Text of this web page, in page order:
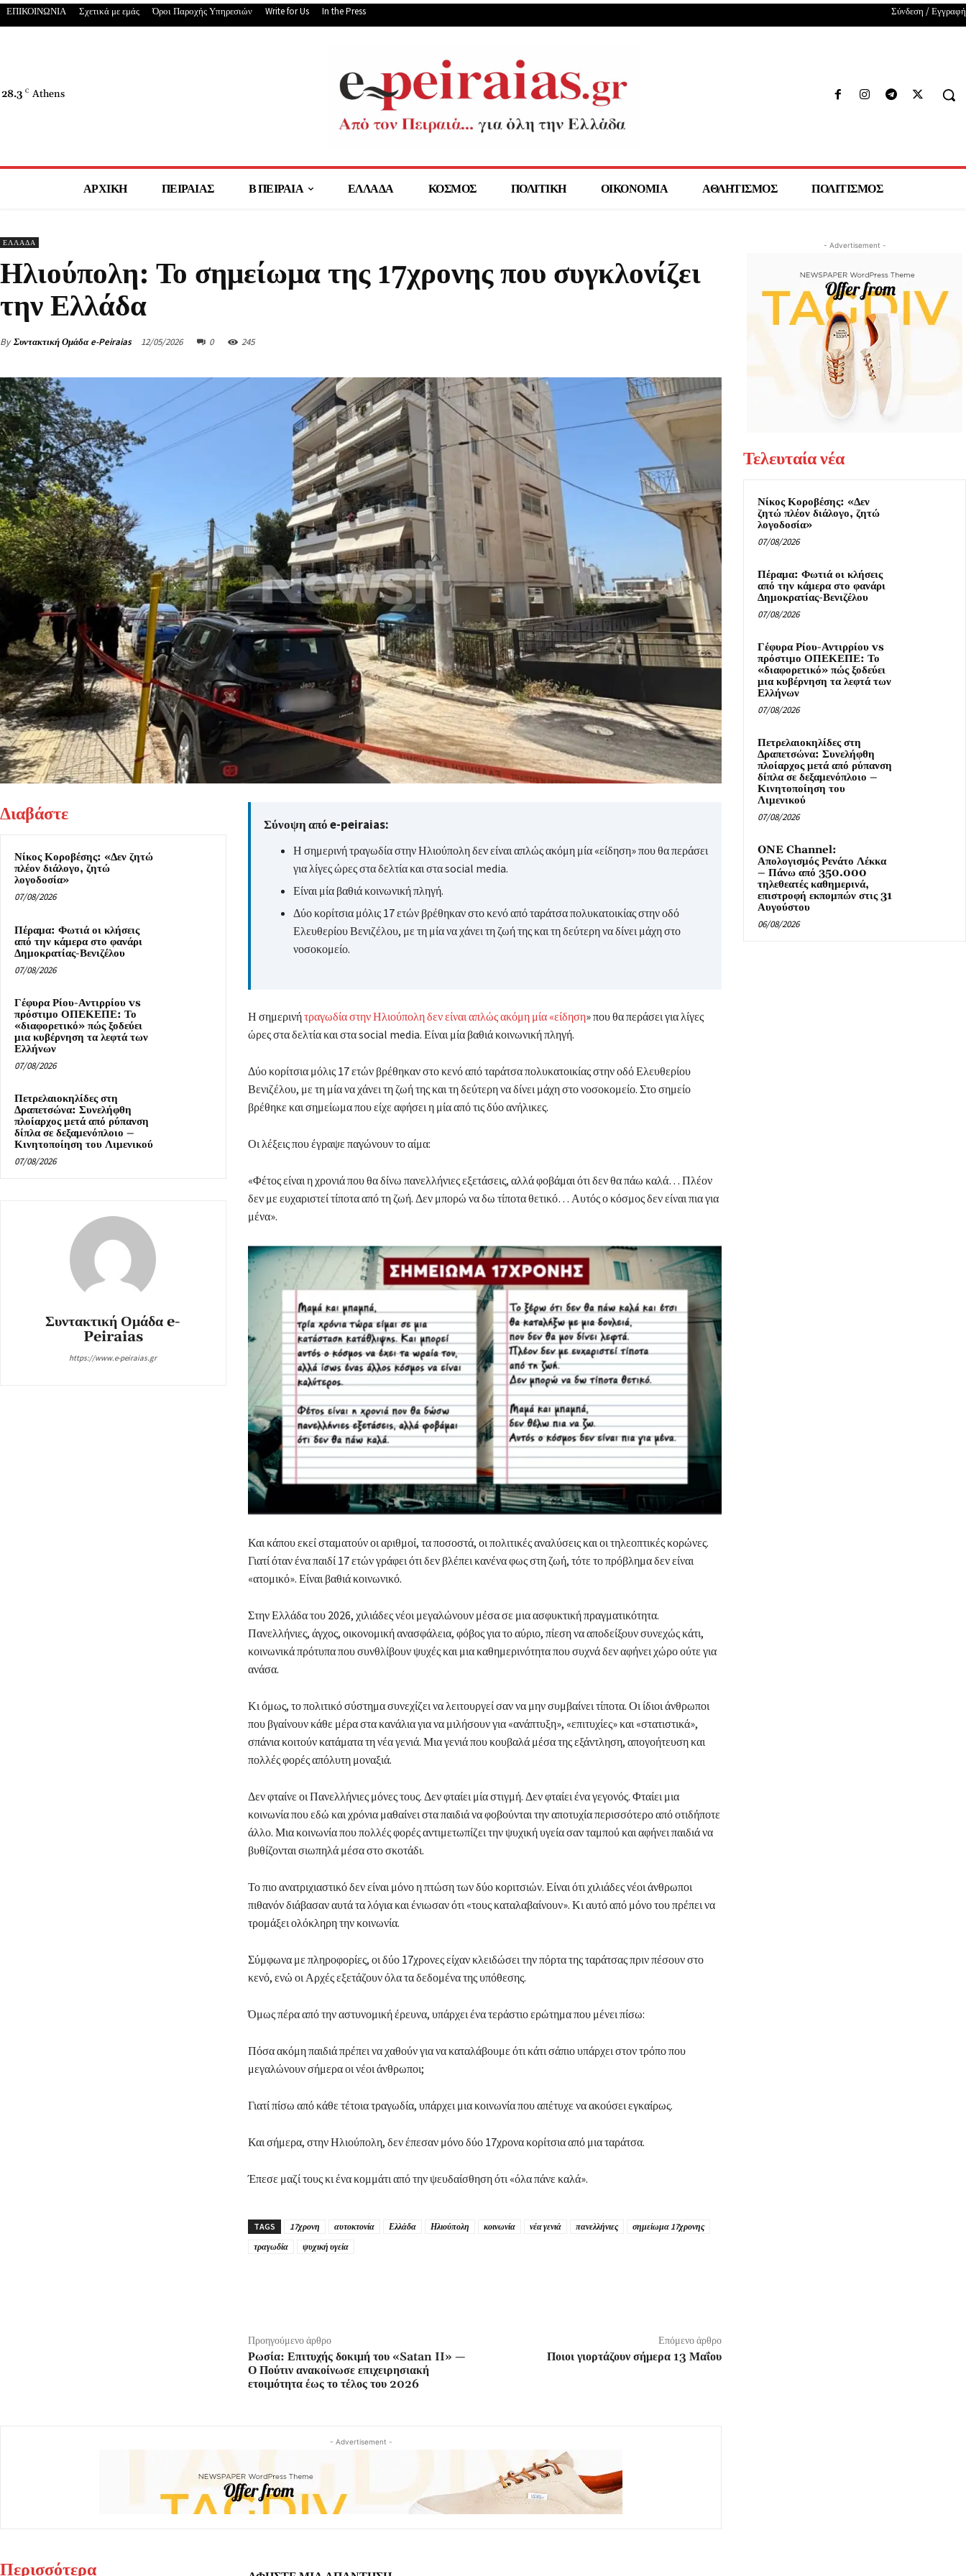
ΕΠΙΚΟΙΝΩΝΙΑ Σχετικά με εμάς Όροι Παροχής Υπηρεσιών Write for Us In the Press Σύνδεση / Εγγραφή
28.3 C Athens
ΑΡΧΙΚΗ ΠΕΙΡΑΙΑΣ Β ΠΕΙΡΑΙΑ ΕΛΛΑΔΑ ΚΟΣΜΟΣ ΠΟΛΙΤΙΚΗ ΟΙΚΟΝΟΜΙΑ ΑΘΛΗΤΙΣΜΟΣ ΠΟΛΙΤΙΣΜΟΣ
ΕΛΛΑΔΑ
Ηλιούπολη: Το σημείωμα της 17χρονης που συγκλονίζει
την Ελλάδα
By Συντακτική Ομάδα e-Peiraias 12/05/2026 0 245
Διαβάστε
Νίκος Κοροβέσης: «Δεν ζητώ
πλέον διάλογο, ζητώ
λογοδοσία»
07/08/2026
Πέραμα: Φωτιά οι κλήσεις
από την κάμερα στο φανάρι
Δημοκρατίας-Βενιζέλου
07/08/2026
Γέφυρα Ρίου-Αντιρρίου vs
πρόστιμο ΟΠΕΚΕΠΕ: Το
«διαφορετικό» πώς ξοδεύει
μια κυβέρνηση τα λεφτά των
Ελλήνων
07/08/2026
Πετρελαιοκηλίδες στη
Δραπετσώνα: Συνελήφθη
πλοίαρχος μετά από ρύπανση
δίπλα σε δεξαμενόπλοιο –
Κινητοποίηση του Λιμενικού
07/08/2026
Συντακτική Ομάδα e-
Peiraias
https://www.e-peiraias.gr
Σύνοψη από e-peiraias:
Η σημερινή τραγωδία στην Ηλιούπολη δεν είναι απλώς ακόμη μία «είδηση» που θα περάσει
για λίγες ώρες στα δελτία και στα social media.
Είναι μία βαθιά κοινωνική πληγή.
Δύο κορίτσια μόλις 17 ετών βρέθηκαν στο κενό από ταράτσα πολυκατοικίας στην οδό
Ελευθερίου Βενιζέλου, με τη μία να χάνει τη ζωή της και τη δεύτερη να δίνει μάχη στο
νοσοκομείο.
Η σημερινήτραγωδία στην Ηλιούπολη δεν είναι απλώς ακόμη μία «είδηση» που θα περάσει για λίγες
ώρες στα δελτία και στα social media. Είναι μία βαθιά κοινωνική πληγή.
Δύο κορίτσια μόλις 17 ετών βρέθηκαν στο κενό από ταράτσα πολυκατοικίας στην οδό Ελευθερίου
Βενιζέλου, με τη μία να χάνει τη ζωή της και τη δεύτερη να δίνει μάχη στο νοσοκομείο. Στο σημείο
βρέθηκε και σημείωμα που είχε αφήσει η μία από τις δύο ανήλικες.
Οι λέξεις που έγραψε παγώνουν το αίμα:
«Φέτος είναι η χρονιά που θα δίνω πανελλήνιες εξετάσεις, αλλά φοβάμαι ότι δεν θα πάω καλά… Πλέον
δεν με ευχαριστεί τίποτα από τη ζωή. Δεν μπορώ να δω τίποτα θετικό… Αυτός ο κόσμος δεν είναι πια για
μένα».
Και κάπου εκεί σταματούν οι αριθμοί, τα ποσοστά, οι πολιτικές αναλύσεις και οι τηλεοπτικές κορώνες.
Γιατί όταν ένα παιδί 17 ετών γράφει ότι δεν βλέπει κανένα φως στη ζωή, τότε το πρόβλημα δεν είναι
«ατομικό». Είναι βαθιά κοινωνικό.
Στην Ελλάδα του 2026, χιλιάδες νέοι μεγαλώνουν μέσα σε μια ασφυκτική πραγματικότητα.
Πανελλήνιες, άγχος, οικονομική ανασφάλεια, φόβος για το αύριο, πίεση να αποδείξουν συνεχώς κάτι,
κοινωνικά πρότυπα που συνθλίβουν ψυχές και μια καθημερινότητα που συχνά δεν αφήνει χώρο ούτε για
ανάσα.
Κι όμως, το πολιτικό σύστημα συνεχίζει να λειτουργεί σαν να μην συμβαίνει τίποτα. Οι ίδιοι άνθρωποι
που βγαίνουν κάθε μέρα στα κανάλια για να μιλήσουν για «ανάπτυξη», «επιτυχίες» και «στατιστικά»,
σπάνια κοιτούν κατάματα τη νέα γενιά. Μια γενιά που κουβαλά μέσα της εξάντληση, απογοήτευση και
πολλές φορές απόλυτη μοναξιά.
Δεν φταίνε οι Πανελλήνιες μόνες τους. Δεν φταίει μία στιγμή. Δεν φταίει ένα γεγονός. Φταίει μια
κοινωνία που εδώ και χρόνια μαθαίνει στα παιδιά να φοβούνται την αποτυχία περισσότερο από οτιδήποτε
άλλο. Μια κοινωνία που πολλές φορές αντιμετωπίζει την ψυχική υγεία σαν ταμπού και αφήνει παιδιά να
βυθίζονται σιωπηλά μέσα στο σκοτάδι.
Το πιο ανατριχιαστικό δεν είναι μόνο η πτώση των δύο κοριτσιών. Είναι ότι χιλιάδες νέοι άνθρωποι
πιθανόν διάβασαν αυτά τα λόγια και ένιωσαν ότι «τους καταλαβαίνουν». Κι αυτό από μόνο του πρέπει να
τρομάξει ολόκληρη την κοινωνία.
Σύμφωνα με πληροφορίες, οι δύο 17χρονες είχαν κλειδώσει την πόρτα της ταράτσας πριν πέσουν στο
κενό, ενώ οι Αρχές εξετάζουν όλα τα δεδομένα της υπόθεσης.
Όμως πέρα από την αστυνομική έρευνα, υπάρχει ένα τεράστιο ερώτημα που μένει πίσω:
Πόσα ακόμη παιδιά πρέπει να χαθούν για να καταλάβουμε ότι κάτι σάπιο υπάρχει στον τρόπο που
μεγαλώνουν σήμερα οι νέοι άνθρωποι;
Γιατί πίσω από κάθε τέτοια τραγωδία, υπάρχει μια κοινωνία που απέτυχε να ακούσει εγκαίρως.
Και σήμερα, στην Ηλιούπολη, δεν έπεσαν μόνο δύο 17χρονα κορίτσια από μια ταράτσα.
Έπεσε μαζί τους κι ένα κομμάτι από την ψευδαίσθηση ότι «όλα πάνε καλά».
TAGS 17χρονη αυτοκτονία Ελλάδα Ηλιούπολη κοινωνία νέα γενιά πανελλήνιες
σημείωμα 17χρονης
τραγωδία
ψυχική υγεία
Προηγούμενο άρθρο
Ρωσία: Επιτυχής δοκιμή του «Satan II» —
Ο Πούτιν ανακοίνωσε επιχειρησιακή
ετοιμότητα έως το τέλος του 2026
Επόμενο άρθρο
Ποιοι γιορτάζουν σήμερα 13 Μαΐου
- Advertisement -
Περισσότερα
- Advertisement -
Τελευταία νέα
Νίκος Κοροβέσης: «Δεν
ζητώ πλέον διάλογο, ζητώ
λογοδοσία»
07/08/2026
Πέραμα: Φωτιά οι κλήσεις
από την κάμερα στο φανάρι
Δημοκρατίας-Βενιζέλου
07/08/2026
Γέφυρα Ρίου-Αντιρρίου vs
πρόστιμο ΟΠΕΚΕΠΕ: Το
«διαφορετικό» πώς ξοδεύει
μια κυβέρνηση τα λεφτά των
Ελλήνων
07/08/2026
Πετρελαιοκηλίδες στη
Δραπετσώνα: Συνελήφθη
πλοίαρχος μετά από ρύπανση
δίπλα σε δεξαμενόπλοιο –
Κινητοποίηση του
Λιμενικού
07/08/2026
ONE Channel:
Απολογισμός Ρενάτο Λέκκα
– Πάνω από 350.000
τηλεθεατές καθημερινά,
επιστροφή εκπομπών στις 31
Αυγούστου
06/08/2026